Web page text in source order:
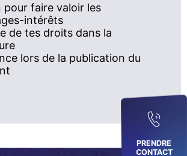
PRENDRE
CONTACT
pour faire valoir les
intérêts
de tes droits dans la
lors de la publication du